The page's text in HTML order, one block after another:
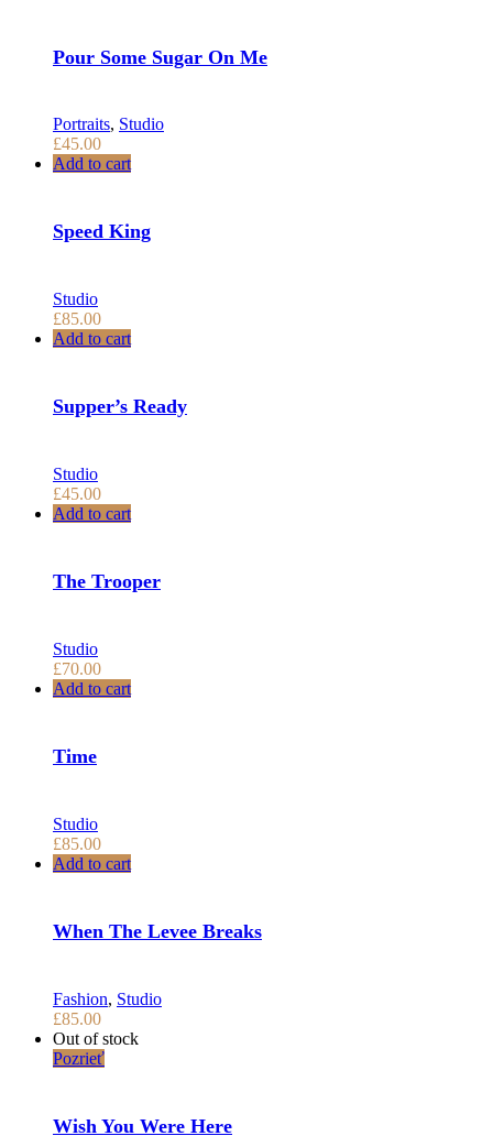
Pour Some Sugar On Me
Portraits, Studio
£45.00
Add to cart
Speed King
Studio
£85.00
Add to cart
Supper’s Ready
Studio
£45.00
Add to cart
The Trooper
Studio
£70.00
Add to cart
Time
Studio
£85.00
Add to cart
When The Levee Breaks
Fashion, Studio
£85.00
Out of stock
Pozrieť
Wish You Were Here